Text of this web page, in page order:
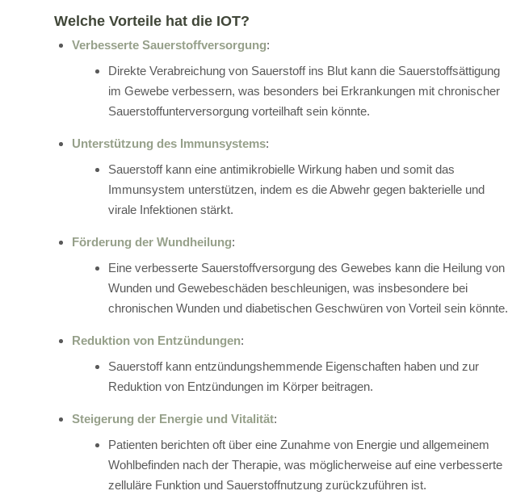
Welche Vorteile hat die IOT?
Verbesserte Sauerstoffversorgung:
Direkte Verabreichung von Sauerstoff ins Blut kann die Sauerstoffsättigung
im Gewebe verbessern, was besonders bei Erkrankungen mit chronischer
Sauerstoffunterversorgung vorteilhaft sein könnte.
Unterstützung des Immunsystems:
Sauerstoff kann eine antimikrobielle Wirkung haben und somit das
Immunsystem unterstützen, indem es die Abwehr gegen bakterielle und
virale Infektionen stärkt.
Förderung der Wundheilung:
Eine verbesserte Sauerstoffversorgung des Gewebes kann die Heilung von
Wunden und Gewebeschäden beschleunigen, was insbesondere bei
chronischen Wunden und diabetischen Geschwüren von Vorteil sein könnte.
Reduktion von Entzündungen:
Sauerstoff kann entzündungshemmende Eigenschaften haben und zur
Reduktion von Entzündungen im Körper beitragen.
Steigerung der Energie und Vitalität:
Patienten berichten oft über eine Zunahme von Energie und allgemeinem
Wohlbefinden nach der Therapie, was möglicherweise auf eine verbesserte
zelluläre Funktion und Sauerstoffnutzung zurückzuführen ist.